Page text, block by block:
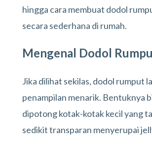
hingga cara membuat dodol
secara sederhana di rumah.
Mengenal Dodol
Jika dilihat sekilas, dodol rumput
penampilan menarik. Bentuknya
dipotong kotak-kotak kecil yang
sedikit transparan menyerupai